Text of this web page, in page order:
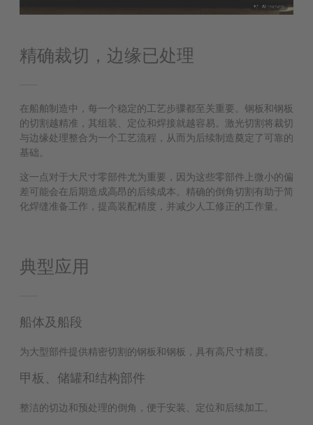
精确裁切，边缘已处理
在船舶制造中，每一个稳定的工艺步骤都至关重要。钢板和钢板
的切割越精准，其组装、定位和焊接就越容易。激光切割将裁切
与边缘处理整合为一个工艺流程，从而为后续制造奠定了可靠的
基础。
这一点对于大尺寸零部件尤为重要，因为这些零部件上微小的偏
差可能会在后期造成高昂的后续成本。精确的倒角切割有助于简
化焊缝准备工作，提高装配精度，并减少人工修正的工作量。
典型应用
船体及船段
为大型部件提供精密切割的钢板和钢板，具有高尺寸精度。
甲板、储罐和结构部件
整洁的切边和预处理的倒角，便于安装、定位和后续加工。